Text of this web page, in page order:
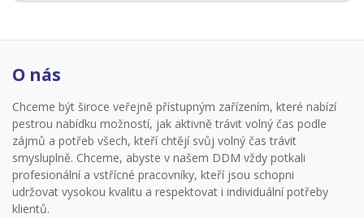
O nás
Chceme být široce veřejně přístupným zařízením, které nabízí
pestrou nabídku možností, jak aktivně trávit volný čas podle
zájmů a potřeb všech, kteří chtějí svůj volný čas trávit
smysluplně. Chceme, abyste v našem DDM vždy potkali
profesionální a vstřícné pracovníky, kteří jsou schopni
udržovat vysokou kvalitu a respektovat i individuální potřeby
klientů.